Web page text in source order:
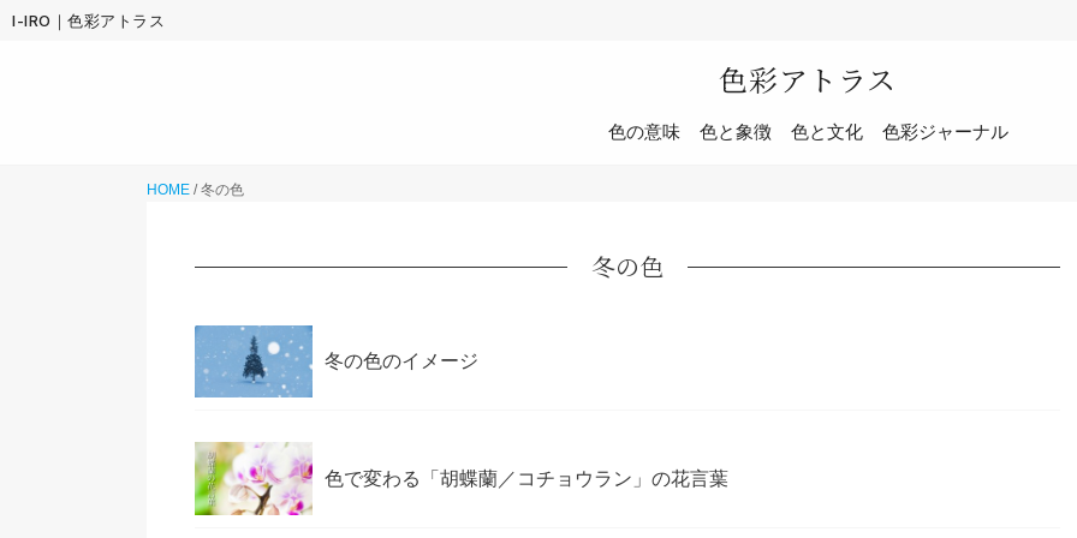
I-IRO｜色彩アトラス
色彩アトラス
色の意味 色と象徴 色と文化 色彩ジャーナル
HOME /冬の色
冬の色
冬の色のイメージ
色で変わる「胡蝶蘭／コチョウラン」の花言葉